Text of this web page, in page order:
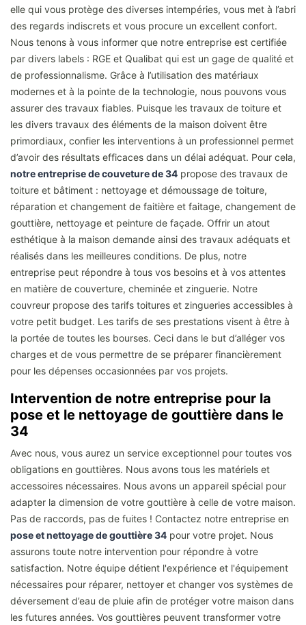
elle qui vous protège des diverses intempéries, vous met à l’abri
des regards indiscrets et vous procure un excellent confort.
Nous tenons à vous informer que notre entreprise est certifiée
par divers labels : RGE et Qualibat qui est un gage de qualité et
de professionnalisme. Grâce à l’utilisation des matériaux
modernes et à la pointe de la technologie, nous pouvons vous
assurer des travaux fiables. Puisque les travaux de toiture et
les divers travaux des éléments de la maison doivent être
primordiaux, confier les interventions à un professionnel permet
d’avoir des résultats efficaces dans un délai adéquat. Pour cela,
notre entreprise de couveture de 34 propose des travaux de
toiture et bâtiment : nettoyage et démoussage de toiture,
réparation et changement de faitière et faitage, changement de
gouttière, nettoyage et peinture de façade. Offrir un atout
esthétique à la maison demande ainsi des travaux adéquats et
réalisés dans les meilleures conditions. De plus, notre
entreprise peut répondre à tous vos besoins et à vos attentes
en matière de couverture, cheminée et zinguerie. Notre
couvreur propose des tarifs toitures et zingueries accessibles à
votre petit budget. Les tarifs de ses prestations visent à être à
la portée de toutes les bourses. Ceci dans le but d’alléger vos
charges et de vous permettre de se préparer financièrement
pour les dépenses occasionnées par vos projets.
Intervention de notre entreprise pour la
pose et le nettoyage de gouttière dans le
34
Avec nous, vous aurez un service exceptionnel pour toutes vos
obligations en gouttières. Nous avons tous les matériels et
accessoires nécessaires. Nous avons un appareil spécial pour
adapter la dimension de votre gouttière à celle de votre maison.
Pas de raccords, pas de fuites ! Contactez notre entreprise en
pose et nettoyage de gouttière 34 pour votre projet. Nous
assurons toute notre intervention pour répondre à votre
satisfaction. Notre équipe détient l'expérience et l'équipement
nécessaires pour réparer, nettoyer et changer vos systèmes de
déversement d’eau de pluie afin de protéger votre maison dans
les futures années. Vos gouttières peuvent transformer votre